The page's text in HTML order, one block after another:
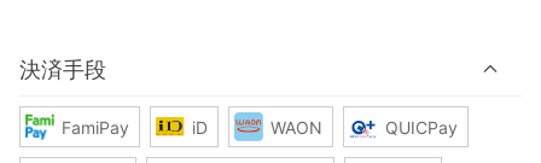
決済手段
FamiPay iD WAON QUICPay